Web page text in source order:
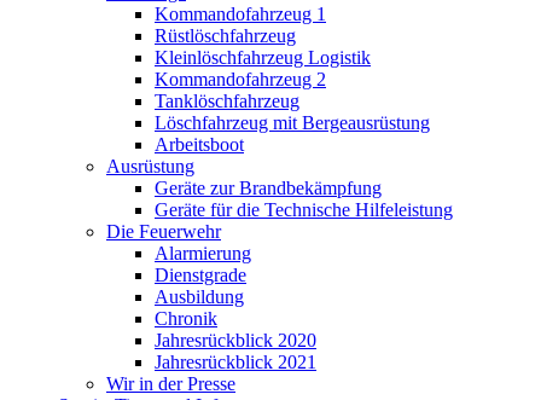
Kommandofahrzeug 1
Rüstlöschfahrzeug
Kleinlöschfahrzeug Logistik
Kommandofahrzeug 2
Tanklöschfahrzeug
Löschfahrzeug mit Bergeausrüstung
Arbeitsboot
Ausrüstung
Geräte zur Brandbekämpfung
Geräte für die Technische Hilfeleistung
Die Feuerwehr
Alarmierung
Dienstgrade
Ausbildung
Chronik
Jahresrückblick 2020
Jahresrückblick 2021
Wir in der Presse